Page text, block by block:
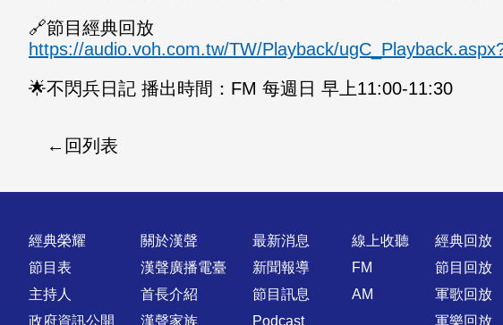
🔗節目經典回放
https://audio.voh.com.tw/TW/Playback/
🌟不閃兵日記 播出時間：FM 每週日 早上11:00-11:30
回列表
快速連結
經典榮耀
節目表
主持人
政府資訊公開
關於漢聲
漢聲廣播電臺
首長介紹
漢聲家族
最新消息
新聞報導
節目訊息
Podcast
線上收聽
FM
AM
經典回放
節目回放
軍歌回放
軍樂回放